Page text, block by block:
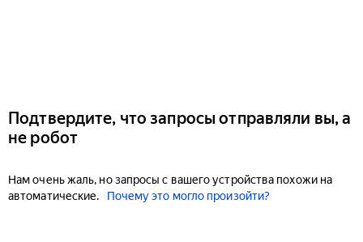
Подтвердите, что запросы отправляли вы, а
не робот
Нам очень жаль, но запросы с вашего устройства похожи на
автоматические.
Почему это могло произойти?